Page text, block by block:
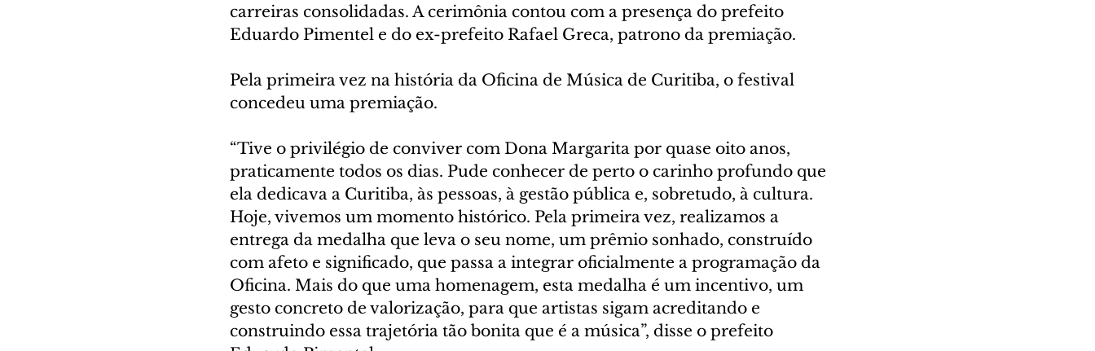
carreiras consolidadas. A cerimônia contou com a presença do prefeito
Eduardo Pimentel e do ex-prefeito Rafael Greca, patrono da premiação.
Pela primeira vez na história da Oficina de Música de Curitiba, o festival
concedeu uma premiação.
“Tive o privilégio de conviver com Dona Margarita por quase oito anos,
praticamente todos os dias. Pude conhecer de perto o carinho profundo que
ela dedicava a Curitiba, às pessoas, à gestão pública e, sobretudo, à cultura.
Hoje, vivemos um momento histórico. Pela primeira vez, realizamos a
entrega da medalha que leva o seu nome, um prêmio sonhado, construído
com afeto e significado, que passa a integrar oficialmente a programação da
Oficina. Mais do que uma homenagem, esta medalha é um incentivo, um
gesto concreto de valorização, para que artistas sigam acreditando e
construindo essa trajetória tão bonita que é a música”, disse o prefeito